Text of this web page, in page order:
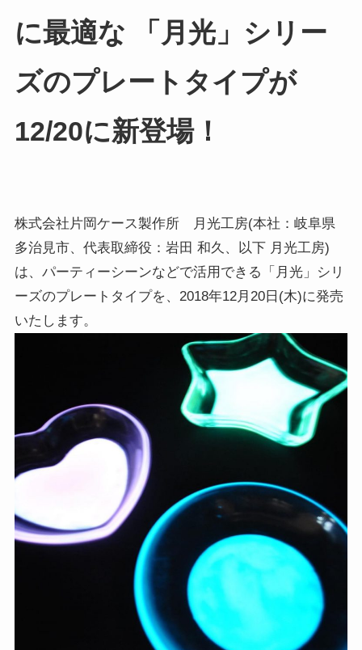
に最適な 「月光」シリー
ズのプレートタイプが
12/20に新登場！
株式会社片岡ケース製作所 月光工房(本社：岐阜県
多治見市、代表取締役：岩田 和久、以下 月光工房)
は、パーティーシーンなどで活用できる「月光」シリ
ーズのプレートタイプを、2018年12月20日(木)に発売
いたします。